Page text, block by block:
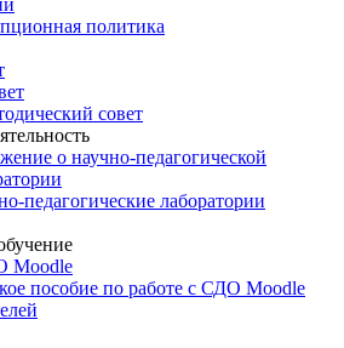
политика
совет
о научно-педагогической
педагогические лаборатории
Moodle
пособие по работе с СДО Moodle